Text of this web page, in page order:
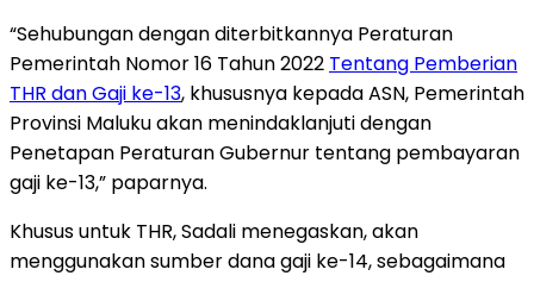
“Sehubungan dengan diterbitkannya Peraturan
Pemerintah Nomor 16 Tahun 2022 Tentang Pemberian
THR dan Gaji ke-13, khususnya kepada ASN, Pemerintah
Provinsi Maluku akan menindaklanjuti dengan
Penetapan Peraturan Gubernur tentang pembayaran
gaji ke-13,” paparnya.
Khusus untuk THR, Sadali menegaskan, akan
menggunakan sumber dana gaji ke-14, sebagaimana